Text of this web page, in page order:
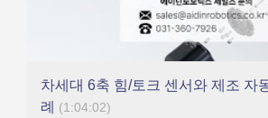
차세대 6축 힘/토크 센서와 제조 자
례 (1:04:02)